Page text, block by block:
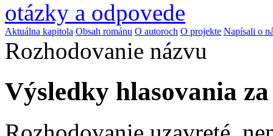
otázky a odpovede
Aktuálna kapitola Obsah románu O autoroch O projekte Napísali o
Rozhodovanie názvu
Výsledky hlasovania